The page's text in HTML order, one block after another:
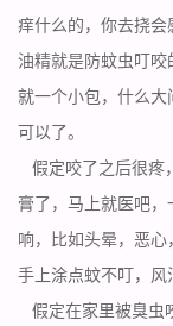
痒什么的，你去挠会
油精就是防蚊虫叮咬
就一个小包，什么
可以了。
假定咬了之后很疼
膏了，马上就医吧
响，比如头晕，恶
手上涂点蚊不叮，风
假定在家里被臭虫